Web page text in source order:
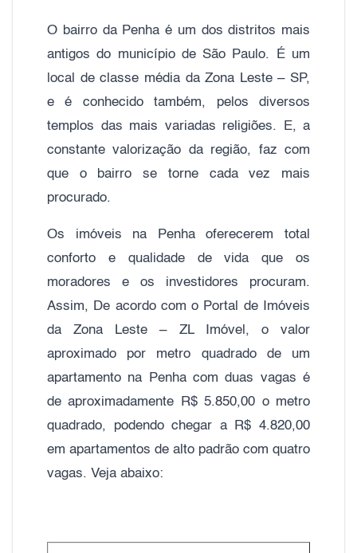
O bairro da Penha é um dos distritos mais
antigos do município de São Paulo. É um
local de classe média da Zona Leste – SP,
e é conhecido também, pelos diversos
templos das mais variadas religiões. E, a
constante valorização da região, faz com
que o bairro se torne cada vez mais
procurado.
Os imóveis na Penha oferecerem total
conforto e qualidade de vida que os
moradores e os investidores procuram.
Assim, De acordo com o Portal de Imóveis
da Zona Leste – ZL Imóvel, o valor
aproximado por metro quadrado de um
apartamento na Penha com duas vagas é
de aproximadamente R$ 5.850,00 o metro
quadrado, podendo chegar a R$ 4.820,00
em apartamentos de alto padrão com quatro
vagas. Veja abaixo: